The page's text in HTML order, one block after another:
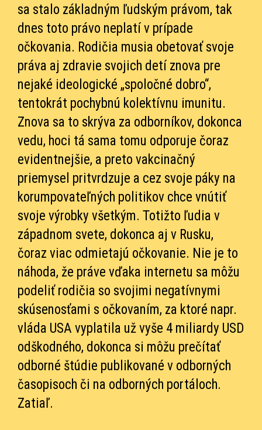
sa stalo základným ľudským právom, tak
dnes toto právo neplatí v prípade
očkovania. Rodičia musia obetovať svoje
práva aj zdravie svojich detí znova pre
nejaké ideologické „spoločné dobro“,
tentokrát pochybnú kolektívnu imunitu.
Znova sa to skrýva za odborníkov, dokonca
vedu, hoci tá sama tomu odporuje čoraz
evidentnejšie, a preto vakcinačný
priemysel pritvrdzuje a cez svoje páky na
korumpovateľných politikov chce vnútiť
svoje výrobky všetkým. Totižto ľudia v
západnom svete, dokonca aj v Rusku,
čoraz viac odmietajú očkovanie. Nie je to
náhoda, že práve vďaka internetu sa môžu
podeliť rodičia so svojimi negatívnymi
skúsenosťami s očkovaním, za ktoré napr.
vláda USA vyplatila už vyše 4 miliardy USD
odškodného, dokonca si môžu prečítať
odborné štúdie publikované v odborných
časopisoch či na odborných portáloch.
Zatiaľ.